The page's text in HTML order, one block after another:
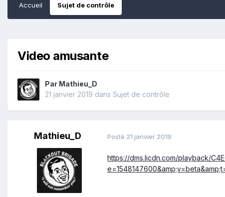
Accueil Sujet de contrôle
Video amusante
Par Mathieu_D
21 janvier 2019 dans Sujet de contrôle
Mathieu_D Posté 21 janvier 2019
https://dms.licdn.com/playback/